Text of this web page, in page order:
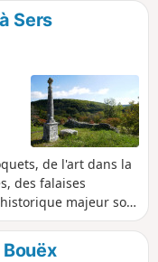
Sers
de l'art dans la
des falaises
majeur sont
ce circuit à l'ombre